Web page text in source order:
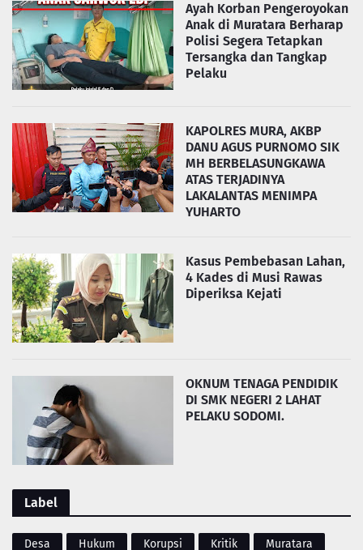
Ayah Korban Pengeroyokan
Anak di Muratara Berharap
Polisi Segera Tetapkan
Tersangka dan Tangkap
Pelaku
KAPOLRES MURA, AKBP
DANU AGUS PURNOMO SIK
MH BERBELASUNGKAWA
ATAS TERJADINYA
LAKALANTAS MENIMPA
YUHARTO
Kasus Pembebasan Lahan,
4 Kades di Musi Rawas
Diperiksa Kejati
OKNUM TENAGA PENDIDIK
DI SMK NEGERI 2 LAHAT
PELAKU SODOMI.
Label
Desa Hukum Korupsi Kritik Muratara